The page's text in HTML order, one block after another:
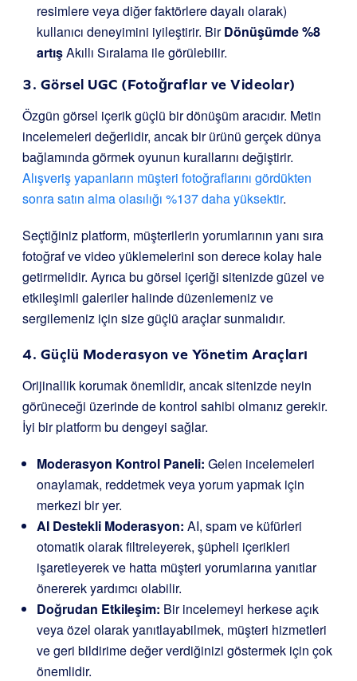
resimlere veya diğer faktörlere dayalı olarak)
kullanıcı deneyimini iyileştirir. BirDönüşümde %8
artışAkıllı Sıralama ile görülebilir.
3. Görsel UGC (Fotoğraflar ve Videolar)
Özgün görsel içerik güçlü bir dönüşüm aracıdır. Metin
incelemeleri değerlidir, ancak bir ürünü gerçek dünya
bağlamında görmek oyunun kurallarını değiştirir.
Alışveriş yapanların müşteri fotoğraflarını gördükten
sonra satın alma olasılığı %137 daha yüksektir.
Seçtiğiniz platform, müşterilerin yorumlarının yanı sıra
fotoğraf ve video yüklemelerini son derece kolay hale
getirmelidir. Ayrıca bu görsel içeriği sitenizde güzel ve
etkileşimli galeriler halinde düzenlemeniz ve
sergilemeniz için size güçlü araçlar sunmalıdır.
4. Güçlü Moderasyon ve Yönetim Araçları
Orijinallik korumak önemlidir, ancak sitenizde neyin
görüneceği üzerinde de kontrol sahibi olmanız gerekir.
İyi bir platform bu dengeyi sağlar.
Moderasyon Kontrol Paneli: Gelen incelemeleri
onaylamak, reddetmek veya yorum yapmak için
merkezi bir yer.
AI Destekli Moderasyon: AI, spam ve küfürleri
otomatik olarak filtreleyerek, şüpheli içerikleri
işaretleyerek ve hatta müşteri yorumlarına yanıtlar
önererek yardımcı olabilir.
Doğrudan Etkileşim: Bir incelemeyi herkese açık
veya özel olarak yanıtlayabilmek, müşteri hizmetleri
ve geri bildirime değer verdiğinizi göstermek için çok
önemlidir.